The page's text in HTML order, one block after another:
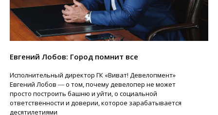
Евгений Лобов: Город помнит все
Исполнительный директор ГК «Виват! Девелопмент»
Евгений Лобов ― о том, почему девелопер не может
просто построить башню и уйти, о социальной
ответственности и доверии, которое зарабатывается
десятилетиями